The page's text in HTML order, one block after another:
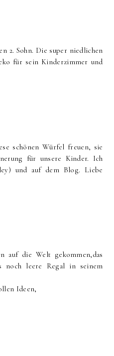
2. Sohn. Die super niedlichen
für sein Kinderzimmer und
schönen Würfel freuen, sie
für unsere Kinder. Ich
und auf dem Blog. Liebe
auf die Welt gekommen,das
leere Regal in seinem
Ideen,